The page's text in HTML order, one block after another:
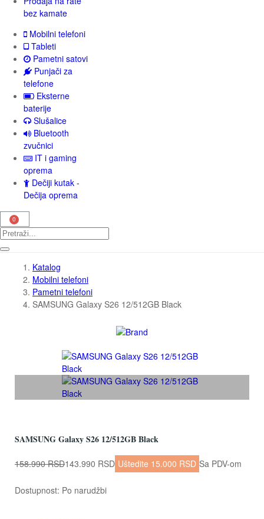
bez kamate
Mobilni telefoni
Tableti
Pametni satovi
Punjači za
telefone
Eksterne
baterije
Slušalice
Bluetooth
zvučnici
IT i gaming
oprema
Dečiji kutak -
Dečija oprema
Katalog
Mobilni telefoni
Pametni telefoni
SAMSUNG Galaxy S26 12/512GB Black
SAMSUNG Galaxy S26 12/512GB Black
158.990 RSD143.990 RSD Uštedite 15.000 RSD Sa PDV-om
Dostupnost: Po narudžbi